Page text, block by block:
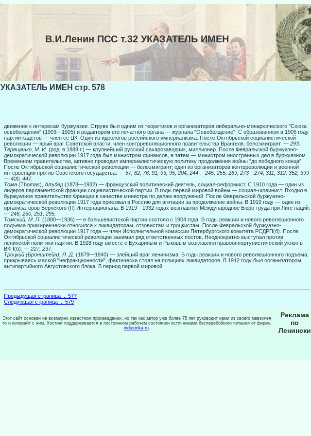
В.И.Ленин ПСС т.32 УКАЗАТЕЛЬ ИМЕН
УКАЗАТЕЛЬ ИМЕН стр. 578
движение к интересам буржуазии. Струве был одним из теоретиков и организаторов либерально-монархического "Союза
освобождения" (1903—1905) и редактором его печатного органа — журнала "Освобождение". С образованием в 1905 году
партии кадетов — член ее ЦК. Один из идеологов россий­ского империализма. После Октябрьской социалистической
революции — ярый враг Советской власти, член контрреволюционного правительства Врангеля, белоэмигрант. — 293.
Терещенко, М. И. (род. в 1888 г.) — крупнейший русский сахарозаводчик, миллионер. После Фев­ральской буржуазно-
демократической революции 1917 года был министром финансов, а затем — мини­стром иностранных дел в буржуазном
Временном правительстве, активно проводил империалистиче­скую политику продолжения войны "до победного конца".
После Октябрьской социалистической рево­люции — белоэмигрант; один из организаторов контрреволюции и военной
интервенции против Совет­ского государства. — 57, 62, 76, 91, 93, 95, 204, 244— 245, 255, 269, 273—274, 311, 312, 352, 399
— 400, 447.
Тома (Thomas), Алъбер (1878—1932) — французский политический деятель, социал-реформист. С 1910 года — один из
лидеров парламентской фракции социалистической партии. В годы первой мировой войны — социал-шовинист. Входил в
буржуазное правительство Франции в качестве министра по делам вооружений. После Февральской буржуазно-
демократической революции 1917 года приезжал в Россию для агитации за продолжение войны. В 1919 году — один из
организаторов Бернского (II) Интернацио­нала. В 1919—1932 годах возглавлял Международное Бюро труда при Лиге наций.
— 246, 250, 251, 295.
Томский, М. П. (1880—1936) — в большевистской партии состоял с 1904 года. В годы реакции и но­вого революционного
подъема примиренчески относился к ликвидаторам, отзовистам и троцкистам. По­сле Февральской буржуазно-
демократической революции 1917 года — член Исполнительной комиссии Петербургского комитета РСДРП(б). После
Октябрьской социалистической революции занимал ряд от­ветственных постов. Неоднократно выступал против
ленинской политики партии. В 1928 году вместе с Бухариным и Рыковым возглавлял правооппортунистический уклон в
ВКП(б). — 227, 237.
Троцкий (Бронштейн), Л. Д. (1879—1940) — злейший враг ленинизма. В годы реакции и нового рево­люционного подъема,
прикрываясь маской "нефракционности", фактически стоял на позициях ликвида­торов. В 1912 году был организатором
антипартийного Августовского блока. В период первой мировой
Предыдущая страница ... 577
Следующая страница ... 579
Этот сайт основан на всемирно известном произведении, но так как автор уже более 75 лет руководит нами из своего мавзолея
то и копирайт с ним. Хостинг поддерживается в постоянном рабочем состоянии источниками бесперебойного питания от фирмы
industrika.ru.
Реклама
по
Ленински